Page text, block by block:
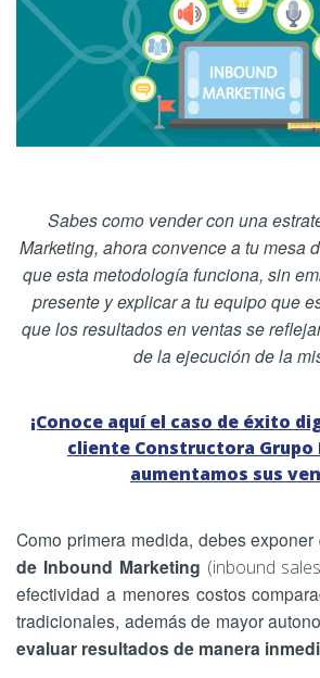
Sabes como vender con una
Marketing, ahora convence a tu mesa
que esta metodología funciona, sin
presente y explicar a tu equipo que
que los resultados en ventas se
de la ejecución de la
¡Conoce aquí el caso de éxito
cliente Constructora Grupo
aumentamos sus
Como primera medida, debes exponer
de Inbound Marketing (inbound
efectividad a menores costos
tradicionales, además de mayor
evaluar resultados de manera